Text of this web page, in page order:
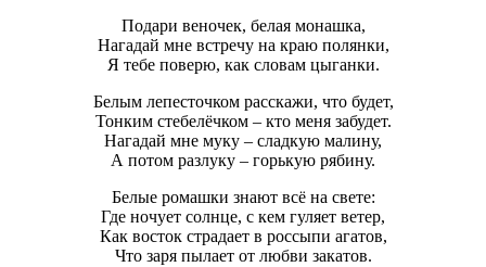
Подари веночек, белая монашка,
Нагадай мне встречу на краю полянки,
Я тебе поверю, как словам цыганки.
Белым лепесточком расскажи, что будет,
Тонким стебелёчком – кто меня забудет.
Нагадай мне муку – сладкую малину,
А потом разлуку – горькую рябину.
Белые ромашки знают всё на свете:
Где ночует солнце, с кем гуляет ветер,
Как восток страдает в россыпи агатов,
Что заря пылает от любви закатов.